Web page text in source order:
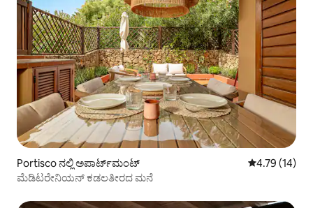
Portisco ನಲ್ಲಿ ಅಪಾರ್ಟ್‌ಮಂಟ್ 5 ರಲ್ಲಿ 4.79
4.79 (14)
ಮೆಡಿಟರೇನಿಯನ್ ಕಡಲತೀರದ ಮನೆ